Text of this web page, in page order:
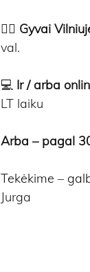
🧘‍♀️ Gyvai
val.
💻 Ir / arba
LT laiku
Arba – pagal
Tekėkime –
Jurga